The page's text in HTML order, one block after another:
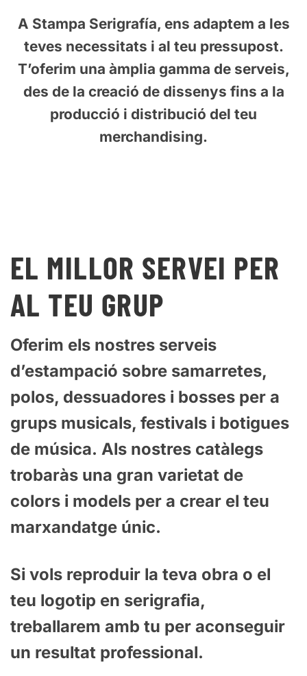
Més de 10 anys d’experiencia
merchandising.
EL MILLOR SERVEI PER
AL TEU GRUP
Oferim els nostres serveis
d’estampació sobre samarretes,
polos, dessuadores i bosses per a
de música. Als nostres catàlegs
trobaràs una gran varietat de
colors i models per a crear el teu
marxandatge únic.